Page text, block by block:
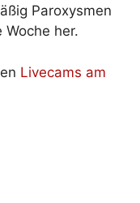
Paroxysmen
her.
Livecams am